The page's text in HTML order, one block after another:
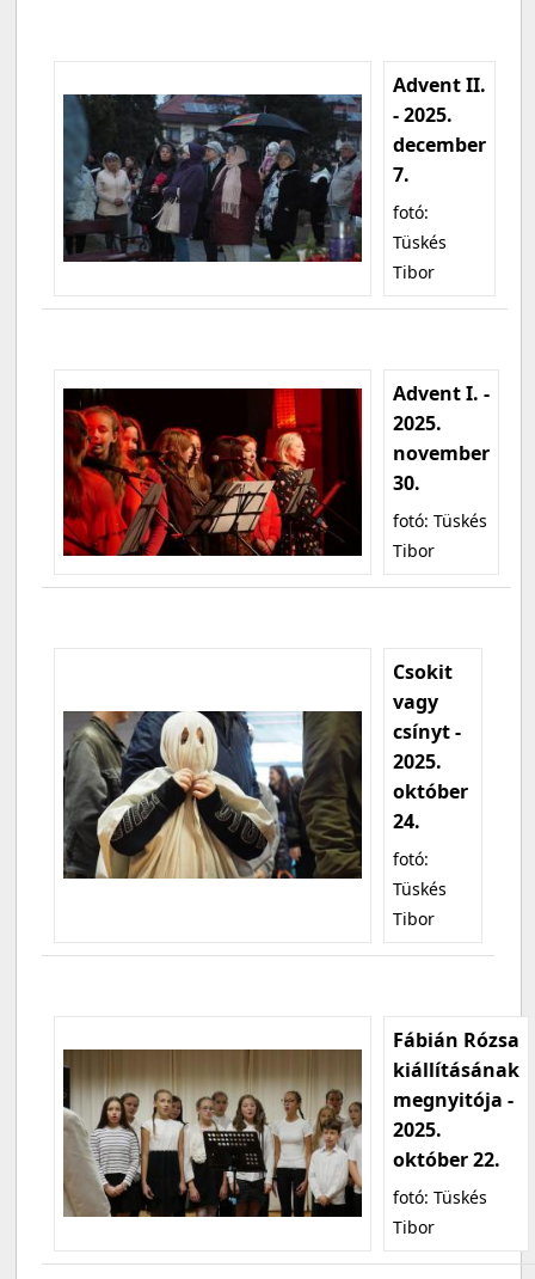
Advent II.
- 2025.
december
7.
fotó:
Tüskés
Tibor
Advent I. -
2025.
november
30.
fotó: Tüskés
Tibor
Csokit
vagy
csínyt -
2025.
október
24.
fotó:
Tüskés
Tibor
Fábián Rózsa
kiállításának
megnyitója -
2025.
október 22.
fotó: Tüskés
Tibor